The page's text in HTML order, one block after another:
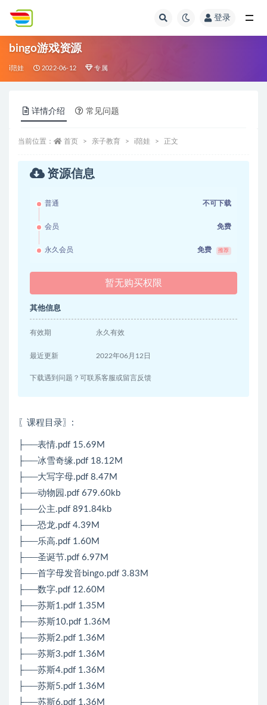
登录
bingo游戏资源
i陪娃 2022-06-12 专属
详情介绍 常见问题
当前位置： 首页 亲子教育 i陪娃 正文
资源信息
普通 不可下载
会员 免费
永久会员 免费 推荐
暂无购买权限
其他信息
有效期 永久有效
最近更新 2022年06月12日
下载遇到问题？可联系客服或留言反馈
〖课程目录〗:
├──表情.pdf 15.69M
├──冰雪奇缘.pdf 18.12M
├──大写字母.pdf 8.47M
├──动物园.pdf 679.60kb
├──公主.pdf 891.84kb
├──恐龙.pdf 4.39M
├──乐高.pdf 1.60M
├──圣诞节.pdf 6.97M
├──首字母发音bingo.pdf 3.83M
├──数字.pdf 12.60M
├──苏斯1.pdf 1.35M
├──苏斯10.pdf 1.36M
├──苏斯2.pdf 1.36M
├──苏斯3.pdf 1.36M
├──苏斯4.pdf 1.36M
├──苏斯5.pdf 1.36M
├──苏斯6.pdf 1.36M